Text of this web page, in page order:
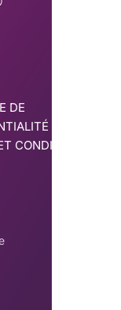
DE
CONDITIONS